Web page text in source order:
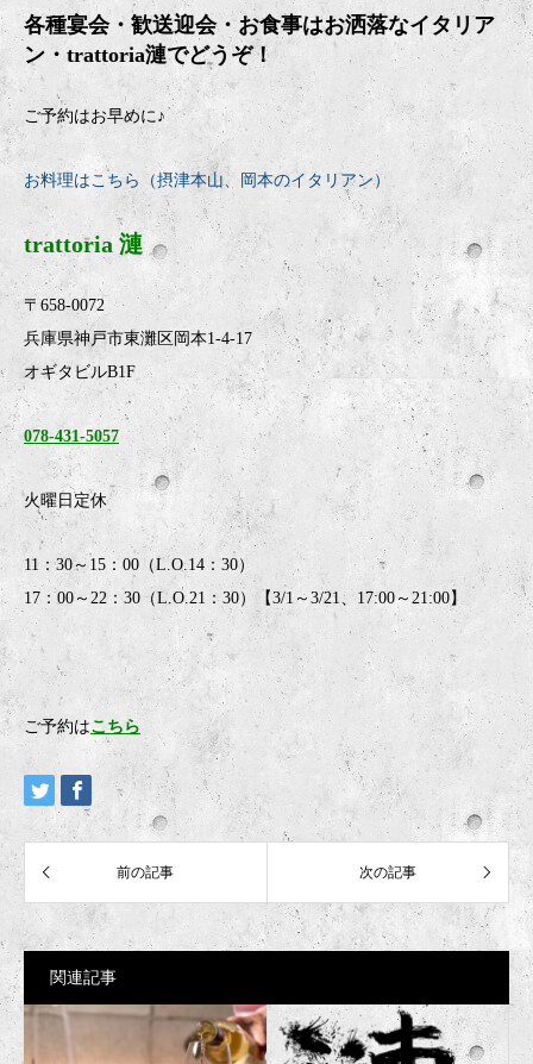
各種宴会・歓送迎会・お食事はお洒落なイタリア
ン・ trattoria漣でどうぞ！
ご予約はお早めに♪
お料理はこちら（摂津本山、岡本のイタリアン）
trattoria 漣
〒658-0072
兵庫県神戸市東灘区岡本1-4-17
オギタビルB1F
078-431-5057
火曜日定休
11：30～15：00（L.O.14：30）
17：00～22：30（L.O.21：30）【3/1～3/21、17:00～21:00】
ご予約はこちら
関連記事